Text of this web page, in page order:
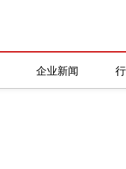
企业新闻